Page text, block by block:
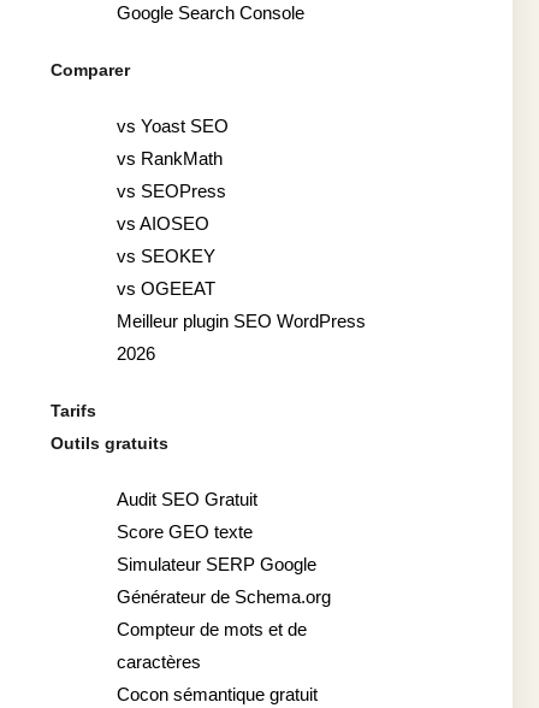
Google Search Console
Comparer
vs Yoast SEO
vs RankMath
vs SEOPress
vs AIOSEO
vs SEOKEY
vs OGEEAT
Meilleur plugin SEO WordPress
2026
Tarifs
Outils gratuits
Audit SEO Gratuit
Score GEO texte
Simulateur SERP Google
Générateur de Schema.org
Compteur de mots et de
caractères
Cocon sémantique gratuit